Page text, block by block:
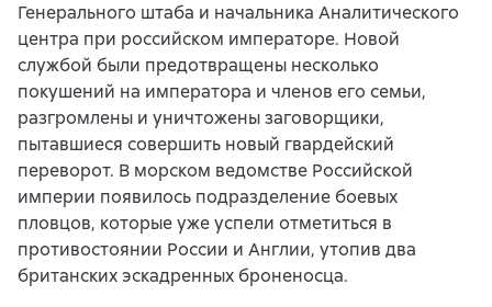
Генерального штаба и начальника Аналитического
центра при российском императоре. Новой
службой были предотвращены несколько
покушений на императора и членов его семьи,
разгромлены и уничтожены заговорщики,
пытавшиеся совершить новый гвардейский
переворот. В морском ведомстве Российской
империи появилось подразделение боевых
пловцов, которые уже успели отметиться в
противостоянии России и Англии, утопив два
британских эскадренных броненосца.